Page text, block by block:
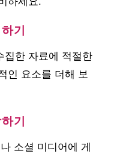
기
집한 자료에 적절한
인 요소를 더해 보
기
소셜 미디어에 게